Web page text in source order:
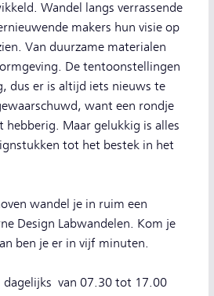
Wandel langs verrassende
makers hun visie op
Van duurzame materialen
De tentoonstellingen
dus er is altijd iets nieuws te
want een rondje
hebberig. Maar gelukkig is alles
tot het bestek in het
wandel je in ruim een
Design Labwandelen. Kom je
ben je er in vijf minuten.
dagelijks van 07.30 tot 17.00